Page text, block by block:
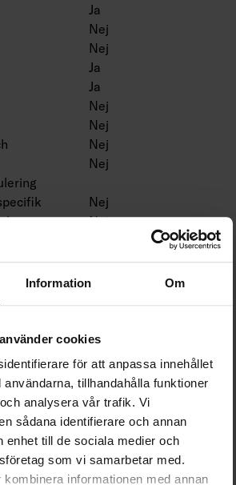
Information Om
cookies
för att anpassa innehållet
tillhandahålla funktioner
analysera vår trafik. Vi
sådana identifierare och annan
enhet till de sociala medier och
som vi samarbetar med.
informationen med annan
Ja
Nej
Nej
Ja
Ja
Nej
Nej
Nej
Nej
Nej
Nej
Nej
Ja